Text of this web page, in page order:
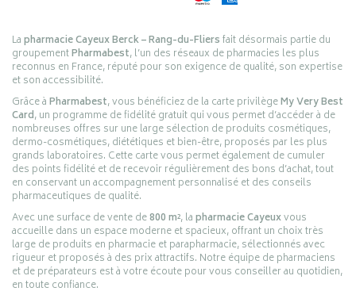
Lapharmacie Cayeux Berck – Rang-du-Fliersfait désormais partie du
groupementPharmabest, l’un des réseaux de pharmacies les plus
reconnus en France, réputé pour son exigence de qualité, son expertise
et son accessibilité.
Grâce àPharmabest, vous bénéficiez de la carte privilègeMy Very Best
Card, un programme de fidélité gratuit qui vous permet d’accéder à de
nombreuses offres sur une large sélection de produits cosmétiques,
dermo-cosmétiques, diététiques et bien-être, proposés par les plus
grands laboratoires. Cette carte vous permet également de cumuler
des points fidélité et de recevoir régulièrement des bons d’achat, tout
en conservant un accompagnement personnalisé et des conseils
pharmaceutiques de qualité.
Avec une surface de vente de800 m², lapharmacie Cayeuxvous
accueille dans un espace moderne et spacieux, offrant un choix très
large de produits en pharmacie et parapharmacie, sélectionnés avec
rigueur et proposés à des prix attractifs. Notre équipe de pharmaciens
et de préparateurs est à votre écoute pour vous conseiller au quotidien,
en toute confiance.